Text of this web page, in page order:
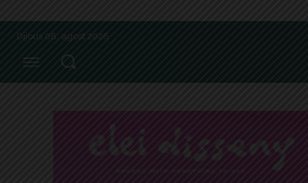
Dijous 06, agost 2026